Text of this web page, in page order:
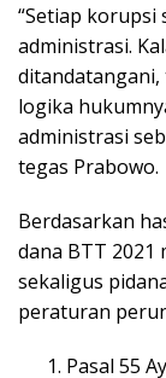
“Setiap korupsi
administrasi.
ditandatangani,
logika
administrasi
tegas Prabowo.
Berdasarkan
dana BTT
sekaligus
peraturan
Pasal 55